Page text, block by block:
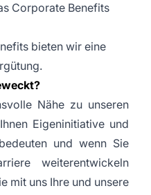
Corporate Benefits
bieten wir eine
Nähe zu unseren
Eigeninitiative und
und wenn Sie
weiterentwickeln
mit uns Ihre und unsere